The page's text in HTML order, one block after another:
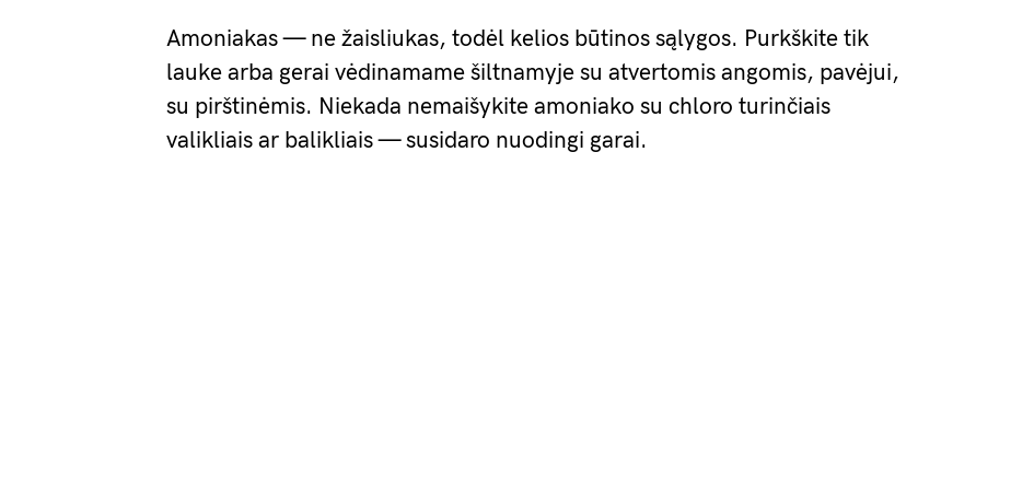
Amoniakas — ne žaisliukas, todėl kelios būtinos sąlygos. Purkškite tik
lauke arba gerai vėdinamame šiltnamyje su atvertomis angomis, pavėjui,
su pirštinėmis. Niekada nemaišykite amoniako su chloro turinčiais
valikliais ar balikliais — susidaro nuodingi garai.